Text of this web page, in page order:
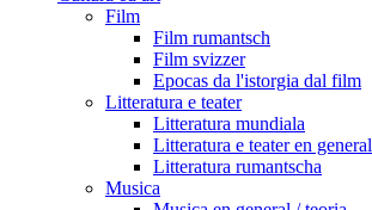
Film
Film rumantsch
Film svizzer
Epocas da l'istorgia dal film
Litteratura e teater
Litteratura mundiala
Litteratura e teater en general
Litteratura rumantscha
Musica